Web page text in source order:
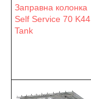
Заправна колонка
Self Service 70 K44
Tank